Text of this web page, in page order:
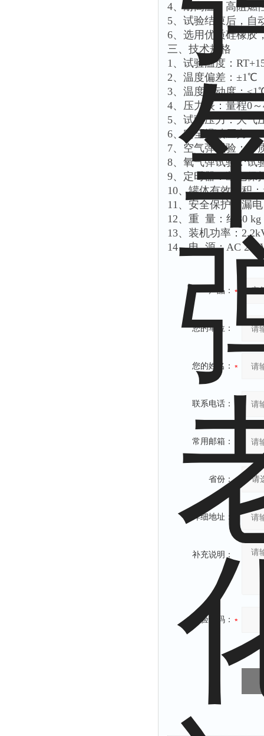
4、耐高温、高阻燃
5、试验结束后，自
6、选用优质硅橡胶
三、技术规格
1、试验温度：
2、温度偏差：±1℃
3、温度波动度：
4、压力表：量程0
5、试验压力：大气
6、安全爆破压力：
7、空气弹试验：介
8、氧气弹试验：试
9、定时器：断电保
10、罐体有效容积：
11、安全保护：漏
12、重 量：约80 kg
13、装机功率：
14、电 源：AC
产品：
您的单位：
您的姓名：
联系电话：
常用邮箱：
省份：
详细地址：
补充说明：
验证码：